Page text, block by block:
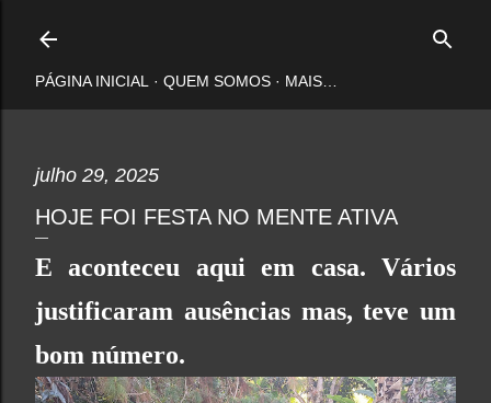
PÁGINA INICIAL QUEM SOMOS MAIS…
julho 29, 2025
HOJE FOI FESTA NO MENTE ATIVA
E aconteceu aqui em casa. Vários
justificaram ausências mas, teve um
bom número.